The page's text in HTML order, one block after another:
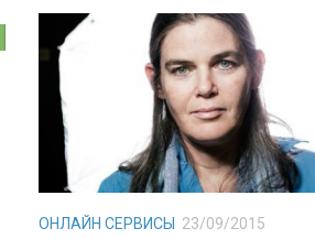
ОНЛАЙН СЕРВИСЫ 23/09/2015